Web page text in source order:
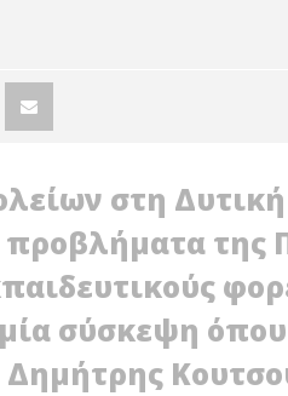
στη
προβλήματα της
σύσκεψη
Δημήτρης